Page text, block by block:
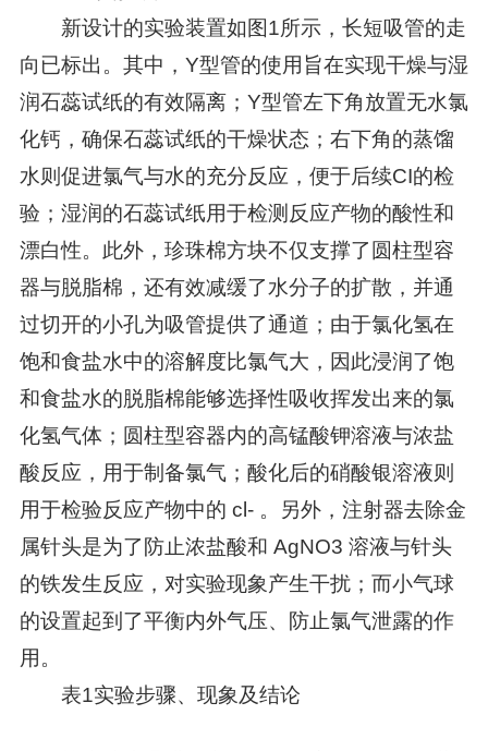
新设计的实验装置如图1所示，长短吸管的走
向已标出。其中，Y型管的使用旨在实现干燥与湿
润石蕊试纸的有效隔离；Y型管左下角放置无水氯
化钙，确保石蕊试纸的干燥状态；右下角的蒸馏
水则促进氯气与水的充分反应，便于后续CI的检
验；湿润的石蕊试纸用于检测反应产物的酸性和
漂白性。此外，珍珠棉方块不仅支撑了圆柱型容
器与脱脂棉，还有效减缓了水分子的扩散，并通
过切开的小孔为吸管提供了通道；由于氯化氢在
饱和食盐水中的溶解度比氯气大，因此浸润了饱
和食盐水的脱脂棉能够选择性吸收挥发出来的氯
化氢气体；圆柱型容器内的高锰酸钾溶液与浓盐
酸反应，用于制备氯气；酸化后的硝酸银溶液则
用于检验反应产物中的 cl- 。另外，注射器去除金
属针头是为了防止浓盐酸和 AgNO3 溶液与针头
的铁发生反应，对实验现象产生干扰；而小气球
的设置起到了平衡内外气压、防止氯气泄露的作
用。
表1实验步骤、现象及结论